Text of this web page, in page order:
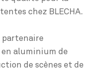
chez BLECHA.
partenaire
aluminium de
de scènes et de